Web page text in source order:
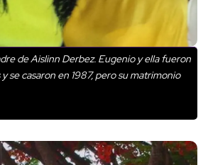
de Aislinn Derbez. Eugenio y ella fueron
se casaron en 1987, pero su matrimonio